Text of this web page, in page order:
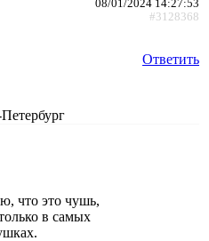
08/01/2024 14:27:53
#3128368
Ответить
что это чушь,
в самых